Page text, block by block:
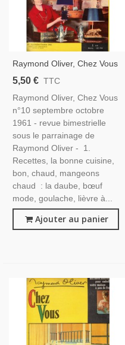
Raymond Oliver, Chez Vous
N°10 Sept 1961 - Magazine
Décoration Vintage
5,50 € TTC
Raymond Oliver, Chez Vous
n°10 septembre octobre
1961 - revue bimestrielle
sous le parrainage de
Raymond Oliver - 1.
Recettes, la bonne cuisine,
bon, chaud, mangeons
chaud : la daube, bœuf
mode, goulache, lièvre à...
Ajouter au panier